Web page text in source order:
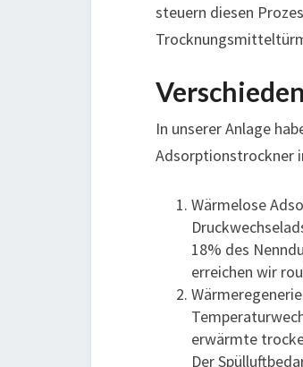
steuern diesen
In unserer Anlage
Adsorptionstrockner
Wärmelose
18% des
erreichen wir
erwärmte
Der